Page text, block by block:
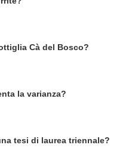
Cà del Bosco?
la varianza?
tesi di laurea triennale?